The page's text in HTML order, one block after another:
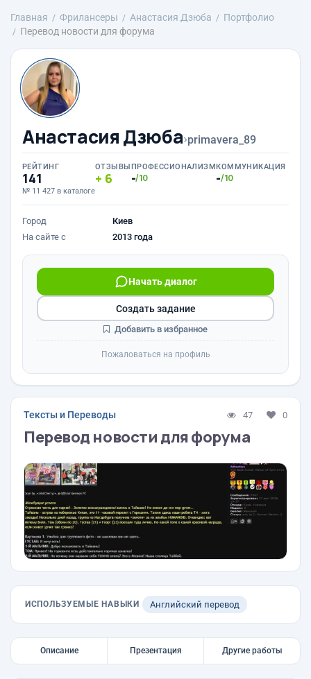
Главная Фрилансеры Анастасия Дзюба
Портфолио
Перевод новости для форума
Анастасия Дзюба›primavera_89
РЕЙТИНГ
141
№ 11 427 в каталоге
ОТЗЫВЫ
6
ПРОФЕССИОНАЛИЗМ
-/10
КОММУНИКАЦИЯ
-/10
Город
Киев
На сайте с
2013 года
Начать диалог
Создать задание
Добавить в избранное
Пожаловаться на профиль
Тексты и Переводы 47 0
Перевод новости для форума
ИСПОЛЬЗУЕМЫЕ НАВЫКИ Английский перевод
Описание Презентация Другие работы